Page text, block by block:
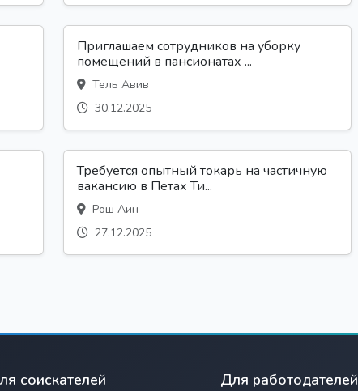
Приглашаем сотрудников на уборку
помещений в пансионатах ...
Тель Авив
30.12.2025
Требуется опытный токарь на частичную
вакансию в Петах Ти...
Рош Аин
27.12.2025
соискателей Для работодателей